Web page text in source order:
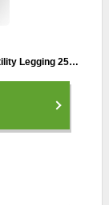
[ニューバランス] タイツ コンプレッション Sport Utility Legging 25" レディース(AWP53400) BK(ブラック) M